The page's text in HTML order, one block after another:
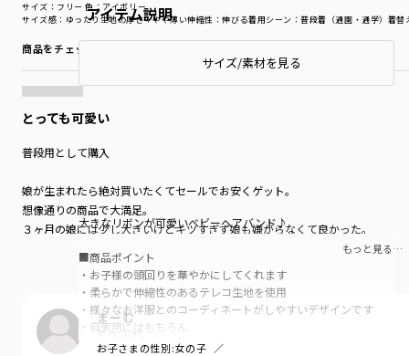
サイズ感 ：ゆったり 生地の厚さ：やや薄い伸縮性 ：伸びる着用シーン ：普段着（通園・通学） 着替
サイズ：フリー 色：アイボリー
商品をチェックする＞
とっても可愛い
普段用として購入
娘が生まれたら絶対買いたくてセールでお安くゲット。
想像通りの商品で大満足。
３ヶ月の娘には少し大きいけどキツすぎず娘も嫌がらなくて良かった。
皆に可愛いと褒めてもらえます。
御祝時にもぴったり。買いです👍️
もっと見る…
まーむ
年代:30代
お子さまの性別:女の子
アイテム説明
サイズ/素材を見る
大きなリボンが可愛いベビーヘアバンド♪
■商品ポイント
・お子様の頭回りを華やかにしてくれます
・柔らかで伸縮性のあるテレコ生地を使用
・様々なお洋服とのコーディネートがしやすいデザインです
・自家用にはもちろん
ギフトにもぴったりのアイテムです♪